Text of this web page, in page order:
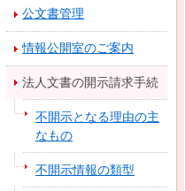
公文書管理
情報公開室のご案内
法人文書の開示請求手続
不開示となる理由の主
なもの
不開示情報の類型